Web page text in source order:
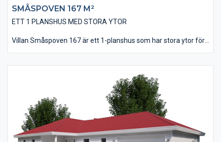
SMÅSPOVEN 167 M²
ETT 1 PLANSHUS MED STORA YTOR
Villan Småspoven 167 är ett 1-planshus som har stora ytor för
boyta och innehåller 3 st sovrum plus ett allrum som också kan
göras om till ett sovrum om behov skulle uppstå.
Vardagsrummet, kök och matplats är på nästan 60 kvm och
finns placerat i husets ena del i en öppen och modern
utformning. Köket är dessutom utfört med ett klassiskt
skafferi.